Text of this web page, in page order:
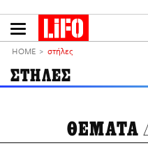
ΕΙΔΗΣΕΙΣ
CULTURE
PODCASTS
HOME στήλες
ΣΤΗΛΕΣ
ΘΕΜΑΤΑ